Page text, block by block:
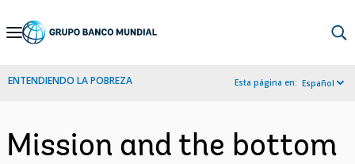
Skip
Navigation
ENTENDIENDO LA POBREZA Esta página en: Español
Mission and the bottom